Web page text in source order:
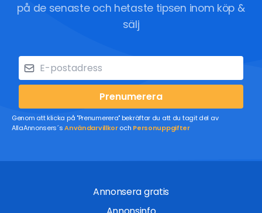
på de senaste och hetaste tipsen inom köp &
sälj
Prenumerera
Genom att klicka på "Prenumerera" bekräftar du att du tagit del av
AllaAnnonsers´sAnvändarvillkoroch Personuppgifter
Annonsera gratis